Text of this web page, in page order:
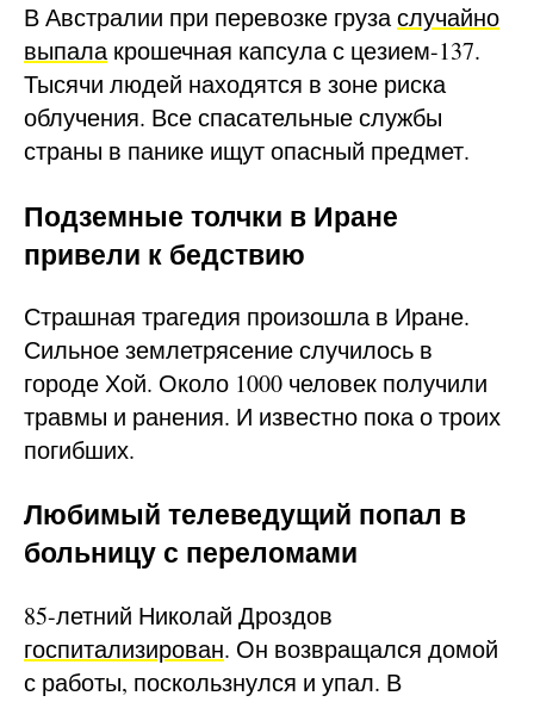
В Австралии при перевозке грузаслучайно
выпалакрошечная капсула с цезием-137.
Тысячи людей находятся в зоне риска
облучения. Все спасательные службы
страны в панике ищут опасный предмет.
Подземные толчки в Иране
привели к бедствию
Страшная трагедия произошла в Иране.
Сильное землетрясение случилось в
городе Хой. Около 1000 человек получили
травмы и ранения. И известно пока о троих
погибших.
Любимый телеведущий попал в
больницу с переломами
85-летний Николай Дроздов
госпитализирован. Он возвращался домой
с работы, поскользнулся и упал. В